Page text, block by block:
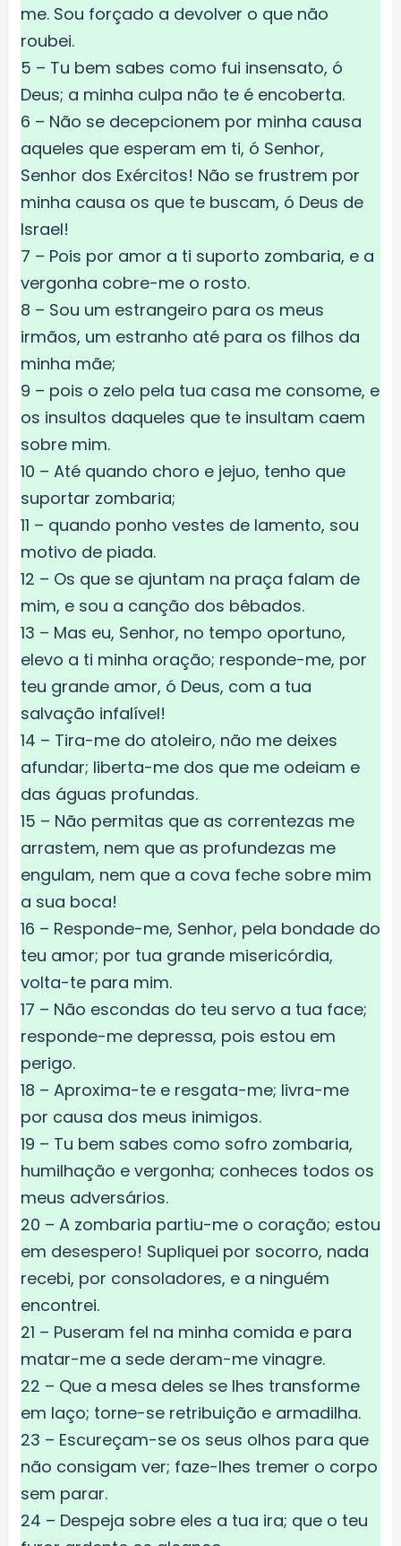
me. Sou forçado a devolver o que não
roubei.
5 – Tu bem sabes como fui insensato, ó
Deus; a minha culpa não te é encoberta.
6 – Não se decepcionem por minha causa
aqueles que esperam em ti, ó Senhor,
Senhor dos Exércitos! Não se frustrem por
minha causa os que te buscam, ó Deus de
Israel!
7 – Pois por amor a ti suporto zombaria, e a
vergonha cobre-me o rosto.
8 – Sou um estrangeiro para os meus
irmãos, um estranho até para os filhos da
minha mãe;
9 – pois o zelo pela tua casa me consome, e
os insultos daqueles que te insultam caem
sobre mim.
10 – Até quando choro e jejuo, tenho que
suportar zombaria;
11 – quando ponho vestes de lamento, sou
motivo de piada.
12 – Os que se ajuntam na praça falam de
mim, e sou a canção dos bêbados.
13 – Mas eu, Senhor, no tempo oportuno,
elevo a ti minha oração; responde-me, por
teu grande amor, ó Deus, com a tua
salvação infalível!
14 – Tira-me do atoleiro, não me deixes
afundar; liberta-me dos que me odeiam e
das águas profundas.
15 – Não permitas que as correntezas me
arrastem, nem que as profundezas me
engulam, nem que a cova feche sobre mim
a sua boca!
16 – Responde-me, Senhor, pela bondade do
teu amor; por tua grande misericórdia,
volta-te para mim.
17 – Não escondas do teu servo a tua face;
responde-me depressa, pois estou em
perigo.
18 – Aproxima-te e resgata-me; livra-me
por causa dos meus inimigos.
19 – Tu bem sabes como sofro zombaria,
humilhação e vergonha; conheces todos os
meus adversários.
20 – A zombaria partiu-me o coração; estou
em desespero! Supliquei por socorro, nada
recebi, por consoladores, e a ninguém
encontrei.
21 – Puseram fel na minha comida e para
matar-me a sede deram-me vinagre.
22 – Que a mesa deles se lhes transforme
em laço; torne-se retribuição e armadilha.
23 – Escureçam-se os seus olhos para que
não consigam ver; faze-lhes tremer o corpo
sem parar.
24 – Despeja sobre eles a tua ira; que o teu